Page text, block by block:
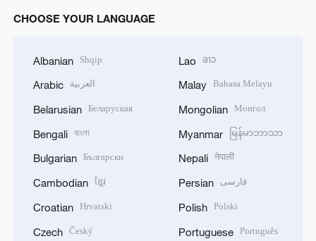
CHOOSE YOUR LANGUAGE
Albanian Shqip
Arabic العربية
Belarusian Беларуская
Bengali বাংলা
Bulgarian Български
Cambodian ខ្មែរ
Croatian Hrvatski
Czech Český
Lao ລາວ
Malay Bahasa Melayu
Mongolian Монгол
Myanmar မြန်မာဘာသာ
Nepali नेपाली
Persian فارسی
Polish Polski
Portuguese Português